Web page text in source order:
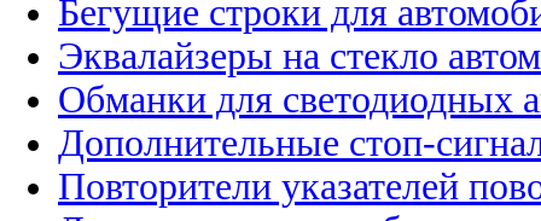
Бегущие строки для
Эквалайзеры на стекло
Обманки для светодиодных
Дополнительные стоп-
Повторители указателей